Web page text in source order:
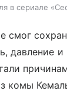
в сериале
давление и
комы